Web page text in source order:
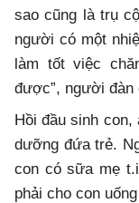
sao cũng là trụ
người có một
làm tốt việc
được”, người đàn
Hồi đầu sinh con,
dưỡng đứa trẻ.
con có sữa mẹ
phải cho con